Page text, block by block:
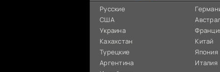
Русские
США
Украина
Кахахстан
Турецкие
Аргентина
Китай
Япония
Италия